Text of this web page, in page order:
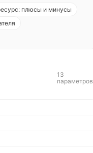
плюсы и минусы
13
параметров